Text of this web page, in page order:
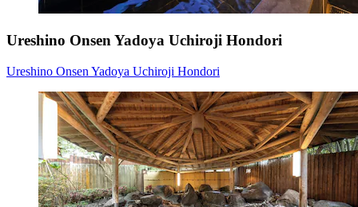
Ureshino Onsen Yadoya Uchiroji Hondori
Ureshino Onsen Yadoya Uchiroji Hondori